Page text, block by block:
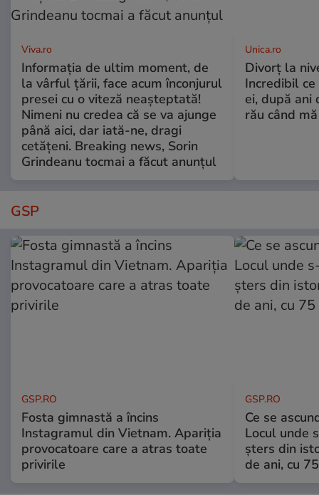
Viva.ro
Informația de ultim moment, de
la vârful țării, face acum înconjurul
presei cu o viteză neașteptată!
Nimeni nu credea că se va ajunge
până aici, dar iată-ne, dragi
cetățeni. Breaking news, Sorin
Grindeanu tocmai a făcut anunțul
Unica.ro
Divorț la
Incredibil
ei, după ani
rău când
GSP
GSP.RO
Fosta gimnastă a încins
Instagramul din Vietnam. Apariția
provocatoare care a atras toate
privirile
GSP.RO
Ce se
Locul unde
șters din
de ani, cu